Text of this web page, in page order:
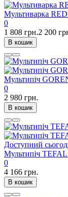
Мультиварка
0
1 808 грн.2 200
В кошик
Мультипіч
0
2 980 грн.
В кошик
Доступний
Мультипіч
0
4 166 грн.
В кошик